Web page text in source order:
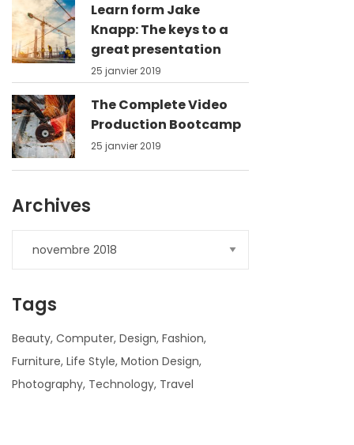
Learn form Jake
Knapp: The keys to a
great presentation
25 janvier 2019
The Complete Video
Production Bootcamp
25 janvier 2019
Archives
Tags
Beauty Computer Design Fashion
Furniture Life Style Motion Design
Photography Technology Travel